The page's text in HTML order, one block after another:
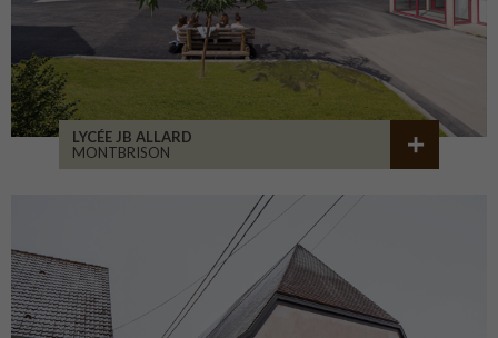
LYCÉE JB ALLARD
MONTBRISON